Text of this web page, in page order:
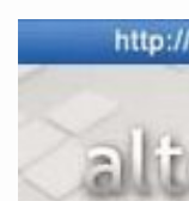
n
t
o